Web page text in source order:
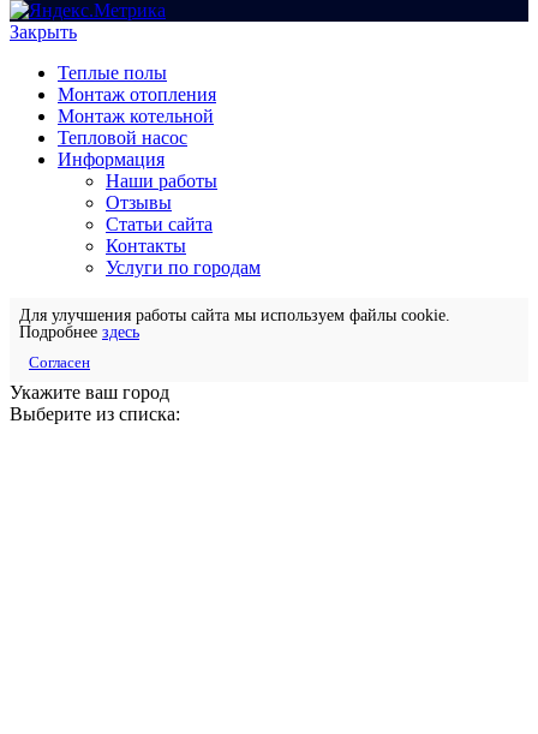
Закрыть
Теплые полы
Монтаж отопления
Монтаж котельной
Тепловой насос
Информация
Наши работы
Отзывы
Статьи сайта
Контакты
Услуги по городам
Для улучшения работы сайта мы используем файлы cookie.
Подробнее здесь
Согласен
Укажите ваш город
Выберите из списка: